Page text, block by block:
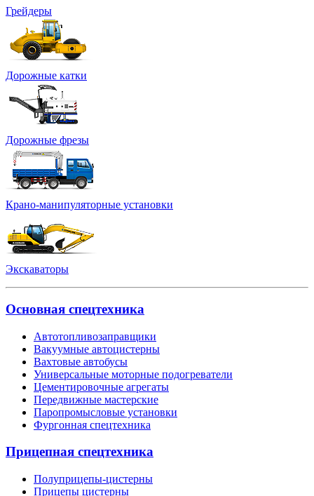
Грейдеры
Дорожные катки
Дорожные фрезы
Крано-манипуляторные установки
Экскаваторы
Основная спецтехника
Автотопливозаправщики
Вакуумные автоцистерны
Вахтовые автобусы
Универсальные моторные подогреватели
Цементировочные агрегаты
Передвижные мастерские
Паропромысловые установки
Фургонная спецтехника
Прицепная спецтехника
Полуприцепы-цистерны
Прицепы цистерны